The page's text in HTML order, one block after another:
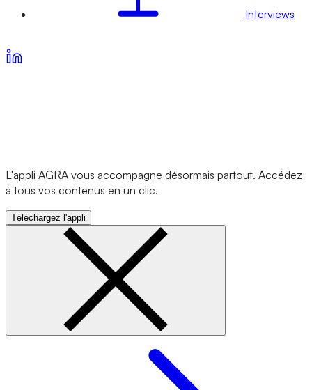
Interviews
L'appli AGRA vous accompagne désormais partout. Accédez
à tous vos contenus en un clic.
Téléchargez l'appli